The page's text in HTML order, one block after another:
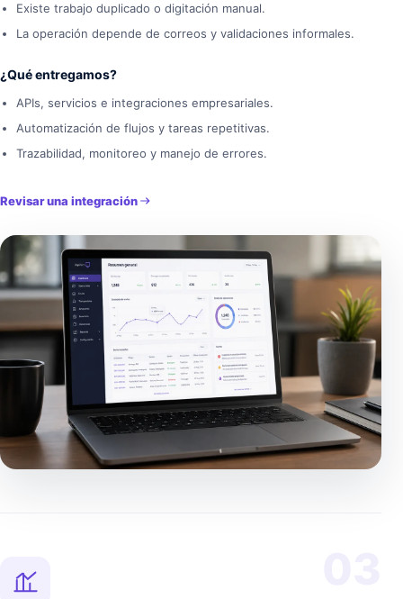
Existe trabajo duplicado o digitación manual.
La operación depende de correos y validaciones informales.
¿Qué entregamos?
APIs, servicios e integraciones empresariales.
Automatización de flujos y tareas repetitivas.
Trazabilidad, monitoreo y manejo de errores.
Revisar una integración